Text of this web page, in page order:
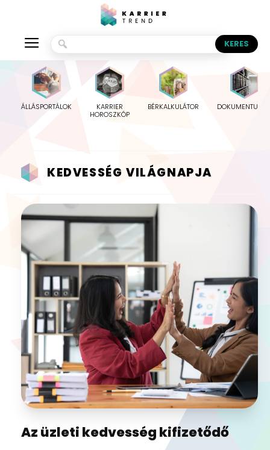
ÁLLÁSPORTÁLOK
KARRIER
HOROSZKÓP
BÉRKALKULÁTOR
KEDVESSÉG VILÁGNAPJA
Az üzleti kedvesség kifizetődő